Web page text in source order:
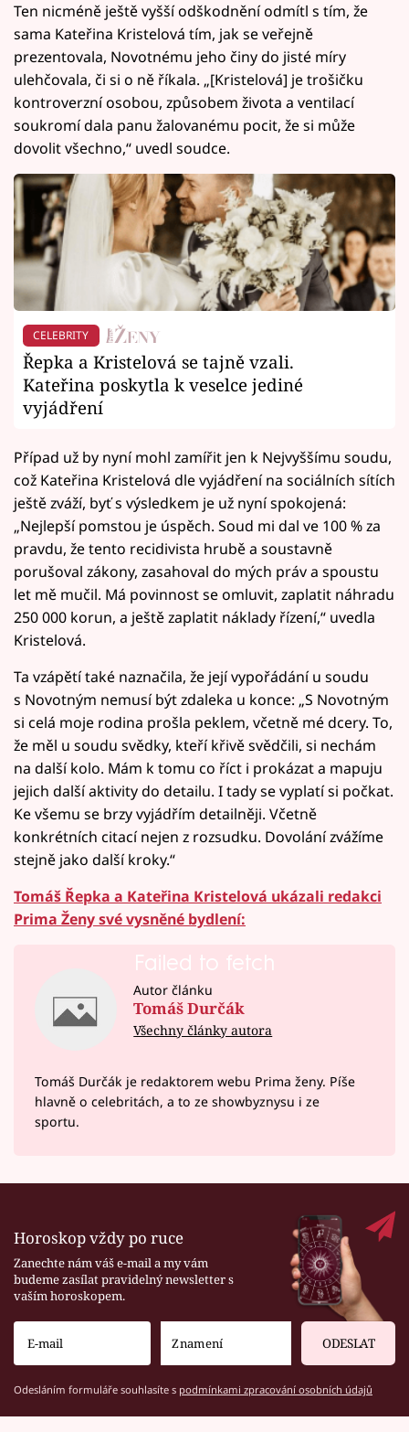
Ten nicméně ještě vyšší odškodnění odmítl s tím, že
sama Kateřina Kristelová tím, jak se veřejně
prezentovala, Novotnému jeho činy do jisté míry
ulehčovala, či si o ně říkala. „[Kristelová] je trošičku
kontroverzní osobou, způsobem života a ventilací
soukromí dala panu žalovanému pocit, že si může
dovolit všechno,“ uvedl soudce.
CELEBRITY
Řepka a Kristelová se tajně vzali.
Kateřina poskytla k veselce jediné
vyjádření
Případ už by nyní mohl zamířit jen k Nejvyššímu soudu,
což Kateřina Kristelová dle vyjádření na sociálních sítích
ještě zváží, byť s výsledkem je už nyní spokojená:
„Nejlepší pomstou je úspěch. Soud mi dal ve 100 % za
pravdu, že tento recidivista hrubě a soustavně
porušoval zákony, zasahoval do mých práv a spoustu
let mě mučil. Má povinnost se omluvit, zaplatit náhradu
250 000 korun, a ještě zaplatit náklady řízení,“ uvedla
Kristelová.
Ta vzápětí také naznačila, že její vypořádání u soudu
s Novotným nemusí být zdaleka u konce: „S Novotným
si celá moje rodina prošla peklem, včetně mé dcery. To,
že měl u soudu svědky, kteří křivě svědčili, si nechám
na další kolo. Mám k tomu co říct i prokázat a mapuju
jejich další aktivity do detailu. I tady se vyplatí si počkat.
Ke všemu se brzy vyjádřím detailněji. Včetně
konkrétních citací nejen z rozsudku. Dovolání zvážíme
stejně jako další kroky.“
Tomáš Řepka a Kateřina Kristelová ukázali redakci
Prima Ženy své vysněné bydlení:
Failed to fetch
Autor článku
Tomáš Durčák
Všechny články autora
Tomáš Durčák je redaktorem webu Prima ženy. Píše
hlavně o celebritách, a to ze showbyznysu i ze
sportu.
Horoskop vždy po ruce
Zanechte nám váš e-mail a my vám
budeme zasílat pravidelný newsletter s
vaším horoskopem.
ODESLAT
Odesláním formuláře souhlasíte s podmínkami zpracování osobních údajů